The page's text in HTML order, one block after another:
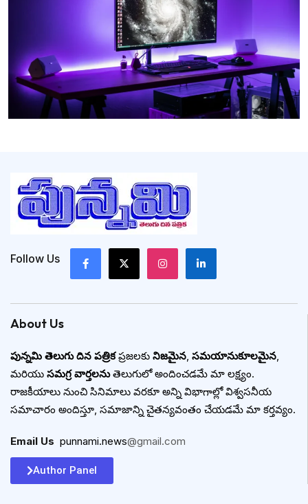
Follow Us
About Us
పున్నమి తెలుగు దిన పత్రికప్రజలకు నిజమైన, సమయానుకూలమైన,
మరియు సమగ్ర వార్తలనుతెలుగులో అందించడమే మా లక్ష్యం.
రాజకీయాలు నుంచి సినిమాలు వరకూ అన్ని విభాగాల్లో విశ్వసనీయ
సమాచారం అందిస్తూ, సమాజాన్ని చైతన్యవంతం చేయడమే మా కర్తవ్యం.
Email Us punnami.news@gmail.com
Author Panel